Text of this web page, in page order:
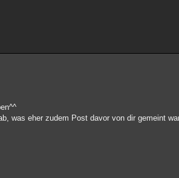
was eher zudem Post davor von dir gemeint